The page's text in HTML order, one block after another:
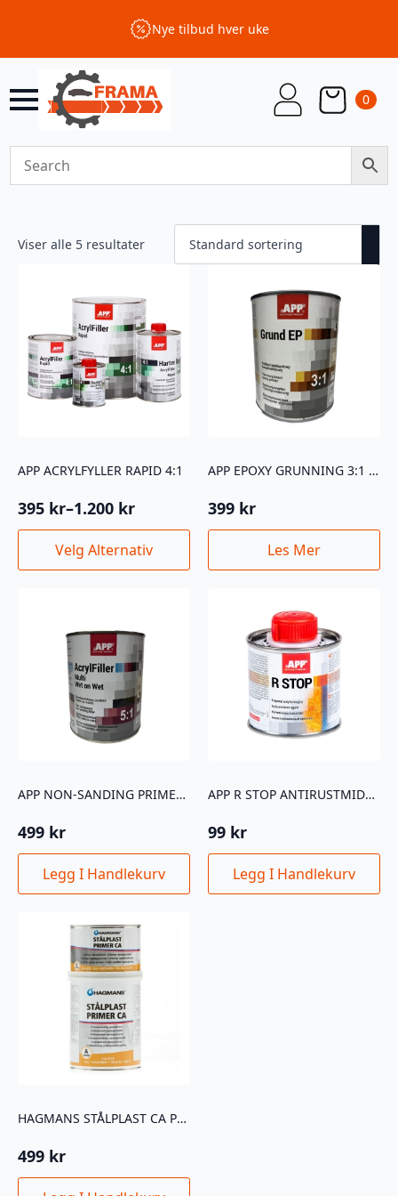
Nye tilbud hver uke
0
Viser alle 5 resultater
APP ACRYLFYLLER RAPID 4:1
395 kr–1.200 kr
Prisområde:
395 kr
1.200 kr
Velg Alternativ
Dette
produktet
Alternativene
produktsiden
APP EPOXY GRUNNING 3:1 1KG
399 kr
Les Mer
APP NON-SANDING PRIMER FYLLER 1L GRÅ
499 kr
Legg I Handlekurv
APP R STOP ANTIRUSTMIDDEL 100ML
99 kr
Legg I Handlekurv
HAGMANS STÅLPLAST CA PRIMER GUL 0,8L NETTO!!!
499 kr